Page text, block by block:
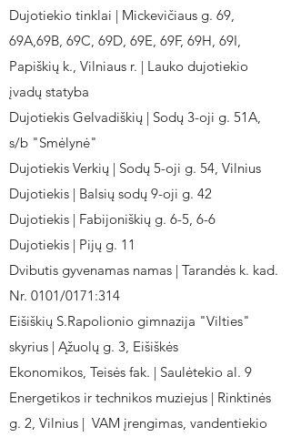
Dujotiekio tinklai | Mickevičiaus g. 69,
69A,69B, 69C, 69D, 69E, 69F, 69H, 69I,
Papiškių k., Vilniaus r. | Lauko dujotiekio
įvadų statyba
Dujotiekis Gelvadiškių | Sodų 3-oji g. 51A,
s/b "Smėlynė"
Dujotiekis Verkių | Sodų 5-oji g. 54, Vilnius
Dujotiekis | Balsių sodų 9-oji g. 42
Dujotiekis | Fabijoniškių g. 6-5, 6-6
Dujotiekis | Pijų g. 11
Dvibutis gyvenamas namas | Tarandės k. kad.
Nr. 0101/0171:314
Eišiškių S.Rapolionio gimnazija "Vilties"
skyrius | Ąžuolų g. 3, Eišiškės
Ekonomikos, Teisės fak. | Saulėtekio al. 9
Energetikos ir technikos muziejus | Rinktinės
g. 2, Vilnius | VAM įrengimas, vandentiekio